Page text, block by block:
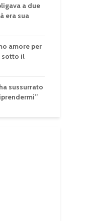
a due
era sua
amore per
sotto il
sussurrato